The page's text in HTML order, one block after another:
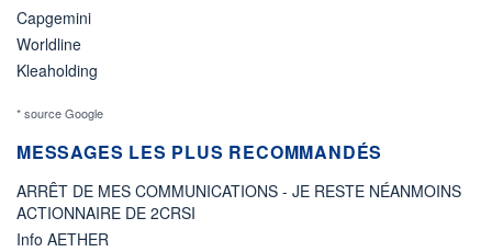
Capgemini
Worldline
Kleaholding
* source Google
MESSAGES LES PLUS RECOMMANDÉS
ARRÊT DE MES COMMUNICATIONS - JE RESTE NÉANMOINS
ACTIONNAIRE DE 2CRSI
Info AETHER